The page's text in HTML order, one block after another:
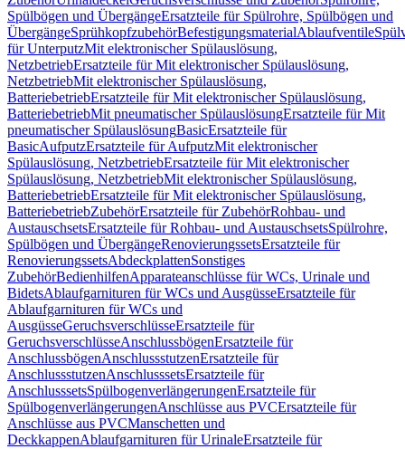
Spülbögen und ÜbergängeErsatzteile für Spülrohre, Spülbögen und
ÜbergängeSprühkopfzubehörBefestigungsmaterialAblaufventile
für UnterputzMit elektronischer Spülauslösung,
NetzbetriebErsatzteile für Mit elektronischer Spülauslösung,
NetzbetriebMit elektronischer Spülauslösung,
BatteriebetriebErsatzteile für Mit elektronischer Spülauslösung,
BatteriebetriebMit pneumatischer SpülauslösungErsatzteile für Mit
pneumatischer SpülauslösungBasicErsatzteile für
BasicAufputzErsatzteile für AufputzMit elektronischer
Spülauslösung, NetzbetriebErsatzteile für Mit elektronischer
Spülauslösung, NetzbetriebMit elektronischer Spülauslösung,
BatteriebetriebErsatzteile für Mit elektronischer Spülauslösung,
BatteriebetriebZubehörErsatzteile für ZubehörRohbau- und
AustauschsetsErsatzteile für Rohbau- und AustauschsetsSpülrohre,
Spülbögen und ÜbergängeRenovierungssetsErsatzteile für
RenovierungssetsAbdeckplattenSonstiges
ZubehörBedienhilfenApparateanschlüsse für WCs, Urinale und
BidetsAblaufgarnituren für WCs und AusgüsseErsatzteile für
Ablaufgarnituren für WCs und
AusgüsseGeruchsverschlüsseErsatzteile für
GeruchsverschlüsseAnschlussbögenErsatzteile für
AnschlussbögenAnschlussstutzenErsatzteile für
AnschlussstutzenAnschlusssetsErsatzteile für
AnschlusssetsSpülbogenverlängerungenErsatzteile für
SpülbogenverlängerungenAnschlüsse aus PVCErsatzteile für
Anschlüsse aus PVCManschetten und
DeckkappenAblaufgarnituren für UrinaleErsatzteile für